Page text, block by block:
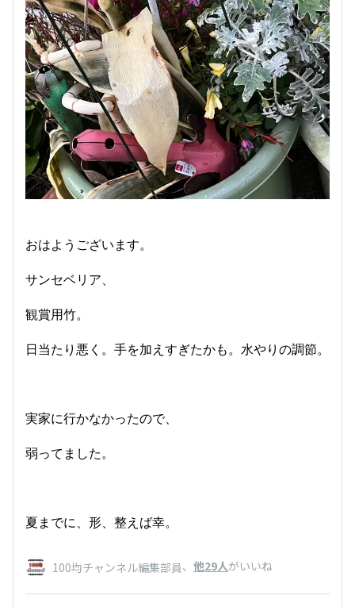
おはようございます。
サンセベリア、
観賞用竹。
日当たり悪く。手を加えすぎたかも。水やりの調節。
実家に行かなかったので、
弱ってました。
夏までに、形、整えば幸。
100均チャンネル編集部員、 他29人がいいね